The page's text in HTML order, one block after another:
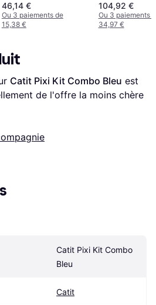
46,14 €
Ou 3 paiements de
15,38 €
104,92 €
Ou 3 paiements
34,97 €
Catit Pixi Kit Combo Bleu
de l'offre la moins chère
Catit Pixi Kit Combo
Bleu
Catit